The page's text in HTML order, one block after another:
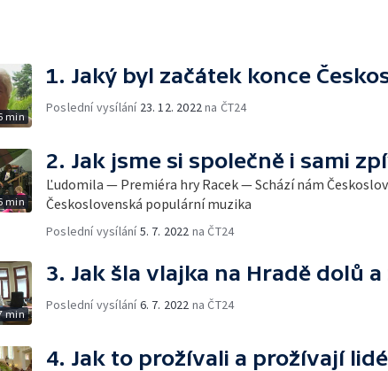
min
1. Jaký byl začátek konce
Poslední vysílání 23. 12. 2022na ČT24
min
2. Jak jsme si společně i sami
Ľudomila — Premiéra hry Racek — Schází nám
Československá populární muzika
Poslední vysílání5. 7. 2022 na ČT24
min
3. Jak šla vlajka na Hradě dolů
Poslední vysílání6. 7. 2022 na ČT24
4. Jak to prožívali a prožívají